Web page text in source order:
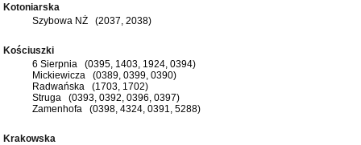
Kotoniarska
Szybowa NŻ (2037, 2038)
Kościuszki
6 Sierpnia (0395, 1403, 1924, 0394)
Mickiewicza (0389, 0399, 0390)
Radwańska (1703, 1702)
Struga (0393, 0392, 0396, 0397)
Zamenhofa (0398, 4324, 0391, 5288)
Krakowska